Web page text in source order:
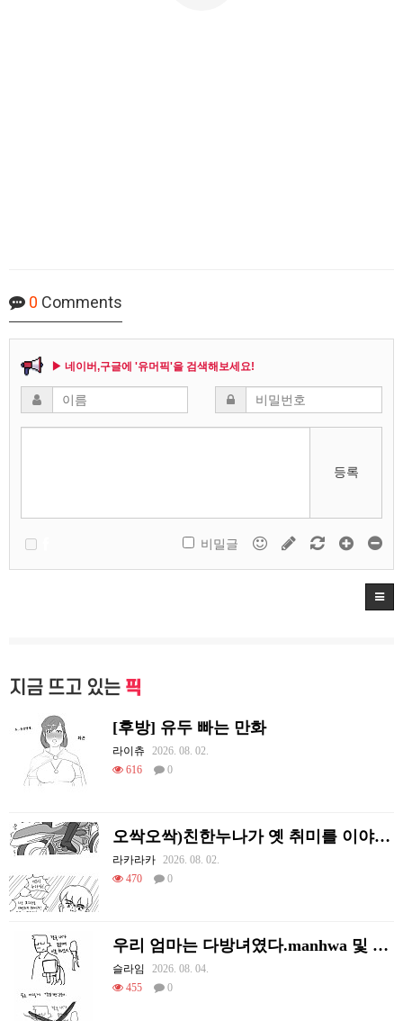
0 Comments
▶ 네이버,구글에 '유머픽'을 검색해보세요!
등록
비밀글
지금 뜨고 있는 픽
[후방] 유두 빠는 만화
라이츄
2026. 08. 02.
616
0
오싹오싹)친한누나가 옛 취미를 이야기하는 만화.manhwa
라카라카
2026. 08. 02.
470
0
우리 엄마는 다방녀였다.manhwa 및 후기
슬라임
2026. 08. 04.
455
0